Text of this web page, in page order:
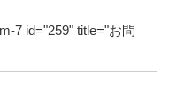
7 id="259" title="お問